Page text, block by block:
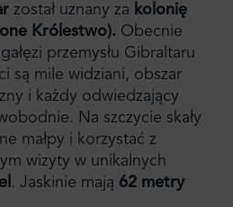
został uznany za kolonię
Królestwo). Obecnie
przemysłu Gibraltaru
są mile widziani, obszar
i każdy odwiedzający
Na szczycie skały
małpy i korzystać z
wizyty w unikalnych
. Jaskinie mają 62 metry